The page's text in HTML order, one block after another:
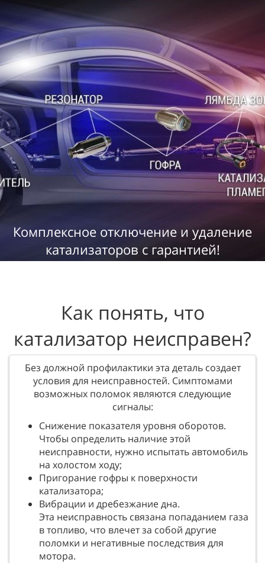
Комплексное отключение и удаление
катализаторов с гарантией!
Как понять, что
катализатор неисправен?
Без должной профилактики эта деталь создает
условия для неисправностей. Симптомами
возможных поломок являются следующие
сигналы:
Снижение показателя уровня оборотов.
Чтобы определить наличие этой
неисправности, нужно испытать автомобиль
на холостом ходу;
Пригорание гофры к поверхности
катализатора;
Вибрации и дребезжание дна.
Эта неисправность связана попаданием газа
в топливо, что влечет за собой другие
поломки и негативные последствия для
мотора.